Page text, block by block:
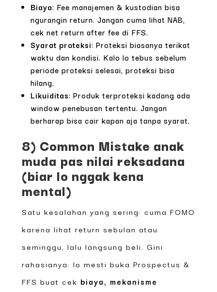
Biaya: Fee manajemen & kustodian bisa
ngurangin return. Jangan cuma lihat NAB,
cek net return after fee di FFS.
Syarat proteksi: Proteksi biasanya terikat
waktu dan kondisi. Kalo lo tebus sebelum
periode proteksi selesai, proteksi bisa
hilang.
Likuiditas: Produk terproteksi kadang ada
window penebusan tertentu. Jangan
berharap bisa cair kapan aja tanpa syarat.
8) Common Mistake anak
muda pas nilai reksadana
(biar lo nggak kena
mental)
Satu kesalahan yang sering: cuma FOMO
karena lihat return sebulan atau
seminggu, lalu langsung beli. Gini
rahasianya: lo mesti buka Prospectus &
FFS buat cek biaya, mekanisme